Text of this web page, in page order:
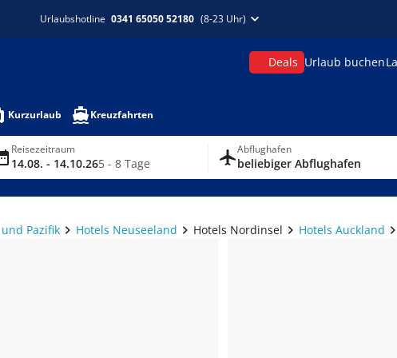
Urlaubshotline 0341 65050 52180 (8-23 Uhr)
Deals Urlaub buchen
Kurzurlaub Kreuzfahrten
Reisezeitraum
14.08. - 14.10.265 - 8 Tage
Abflughafen
beliebiger Abflughafen
Pazifik Hotels Neuseeland Hotels Nordinsel Hotels Auckland